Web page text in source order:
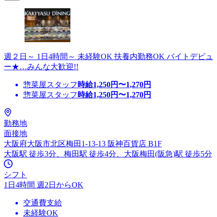
週２日～ 1日4時間～ 未経験OK 扶養内勤務OK バイトデビュ
ー★…みんな大歓迎!!
惣菜屋スタッフ 時給1,250円〜1,270円
惣菜屋スタッフ 時給1,250円〜1,270円
勤務地
面接地
大阪府大阪市北区梅田1-13-13 阪神百貨店 B1F
大阪駅 徒歩3分、梅田駅 徒歩4分、大阪梅田(阪急)駅 徒歩5分
シフト
1日4時間 週2日からOK
交通費支給
未経験OK